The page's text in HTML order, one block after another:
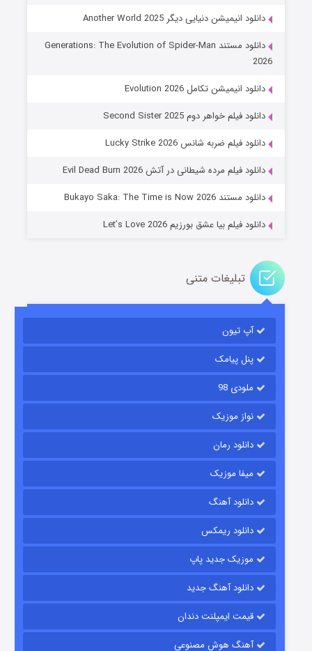
جادوگری در مغولستان
باب اسفنجی فصل ۱۷
قسمت۶ (زیرنویس) منتشر شد
قسمت۱۵ (دوبله) منتشر شد
دانلود انیمیشن دنیایی دیگر Another World 2025
دانلود مستند Generations: The Evolution of Spider-Man
2026
دانلود انیمیشن تکامل Evolution 2026
دانلود فیلم خواهر دوم Second Sister 2025
دانلود فیلم ضربه شانس Lucky Strike 2026
دانلود فیلم مرده شیطانی در آتش Evil Dead Burn 2026
دانلود مستند Bukayo Saka: The Time is Now 2026
دانلود فیلم بیا عشق بورزیم Let’s Love 2026
تبلیغات متنی
آپ تیون
پنل پیامک
ملودی 98
نواز موزیک
دانلود رمان
میفا موزیک
دانلود آهنگ
دانلود ریمکس
موزیک جدید پاپ
دانلود آهنگ جدید
قیمت ایمپلنت دندان
آهنگ هوش مصنوعی